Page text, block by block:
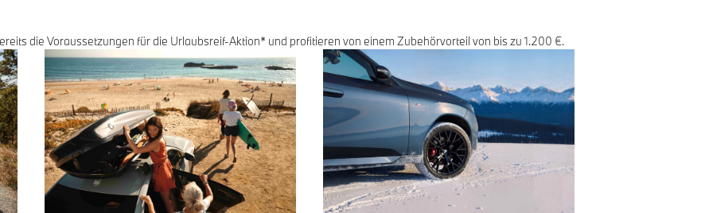
die Voraussetzungen für die Urlaubsreif-Aktion* und profitieren von einem Zubehörvorteil von bis zu 1.200 €.